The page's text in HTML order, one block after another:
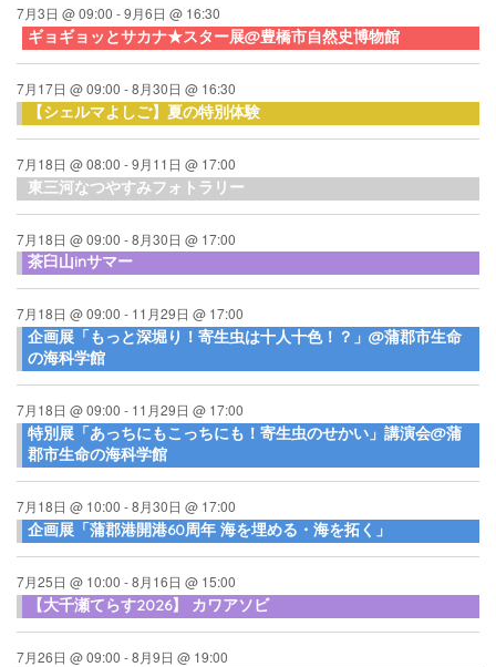
7月3日 @ 09:00 -9月6日 @ 16:30
ギョギョッとサカナ★スター展@豊橋市自然史博物館
7月17日 @ 09:00 -8月30日 @ 16:30
【シェルマよしご】夏の特別体験
7月18日 @ 08:00 -9月11日 @ 17:00
東三河なつやすみフォトラリー
7月18日 @ 09:00 -8月30日 @ 17:00
茶臼山inサマー
7月18日 @ 09:00 - 11月29日 @ 17:00
企画展「もっと深堀り！寄生虫は十人十色！？」@蒲郡市生命
の海科学館
7月18日 @ 09:00 - 11月29日 @ 17:00
特別展「あっちにもこっちにも！寄生虫のせかい」講演会@蒲
郡市生命の海科学館
7月18日 @ 10:00 -8月30日 @ 17:00
企画展「蒲郡港開港60周年 海を埋める・海を拓く」
7月25日 @ 10:00 -8月16日 @ 15:00
【大千瀬てらす2026】 カワアソビ
7月26日 @ 09:00 -8月9日 @ 19:00